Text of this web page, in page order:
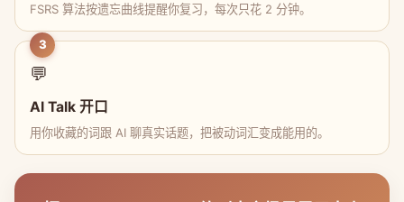
FSRS 算法按遗忘曲线提醒你复习，每次只花 2 分钟。
3
💬
AI Talk 开口
用你收藏的词跟 AI 聊真实话题，把被动词汇变成能用的。